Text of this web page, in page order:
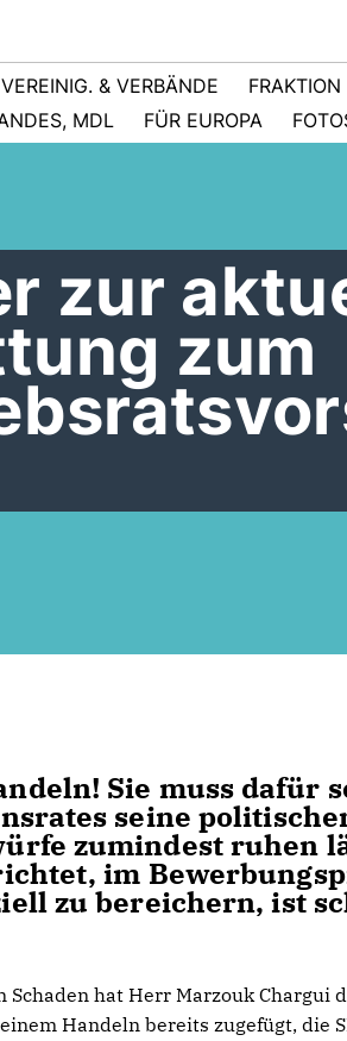
VEREINIG. & VERBÄNDE FRAKTION
MDL FÜR EUROPA
zur
zum
Sie muss dafür
seine
zumindest ruhen
im
zu bereichern, ist
Schaden hat Herr Marzouk Chargui
Handeln bereits zugefügt, die